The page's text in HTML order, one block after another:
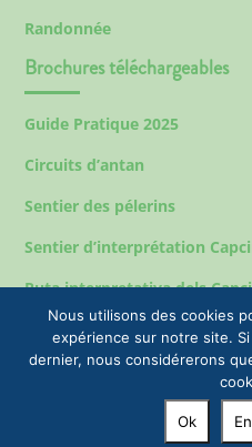
Randonnée
Brochures téléchargeables
Guide Pratique 2025
Circuits d’antan
Sentier des pélerins
Sentier d’interprétation
Ruta interpretativa dels
© 2023 EPIC
Nous utilisons des cookies
expérience sur notre site.
dernier, nous considérerons
Ok